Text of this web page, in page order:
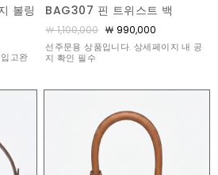
볼링
고완
BAG307 핀 트위스트 백
￦ 1,100,000 ￦ 990,000
선주문용 상품입니다. 상세페이지 내 공
지 확인 필수